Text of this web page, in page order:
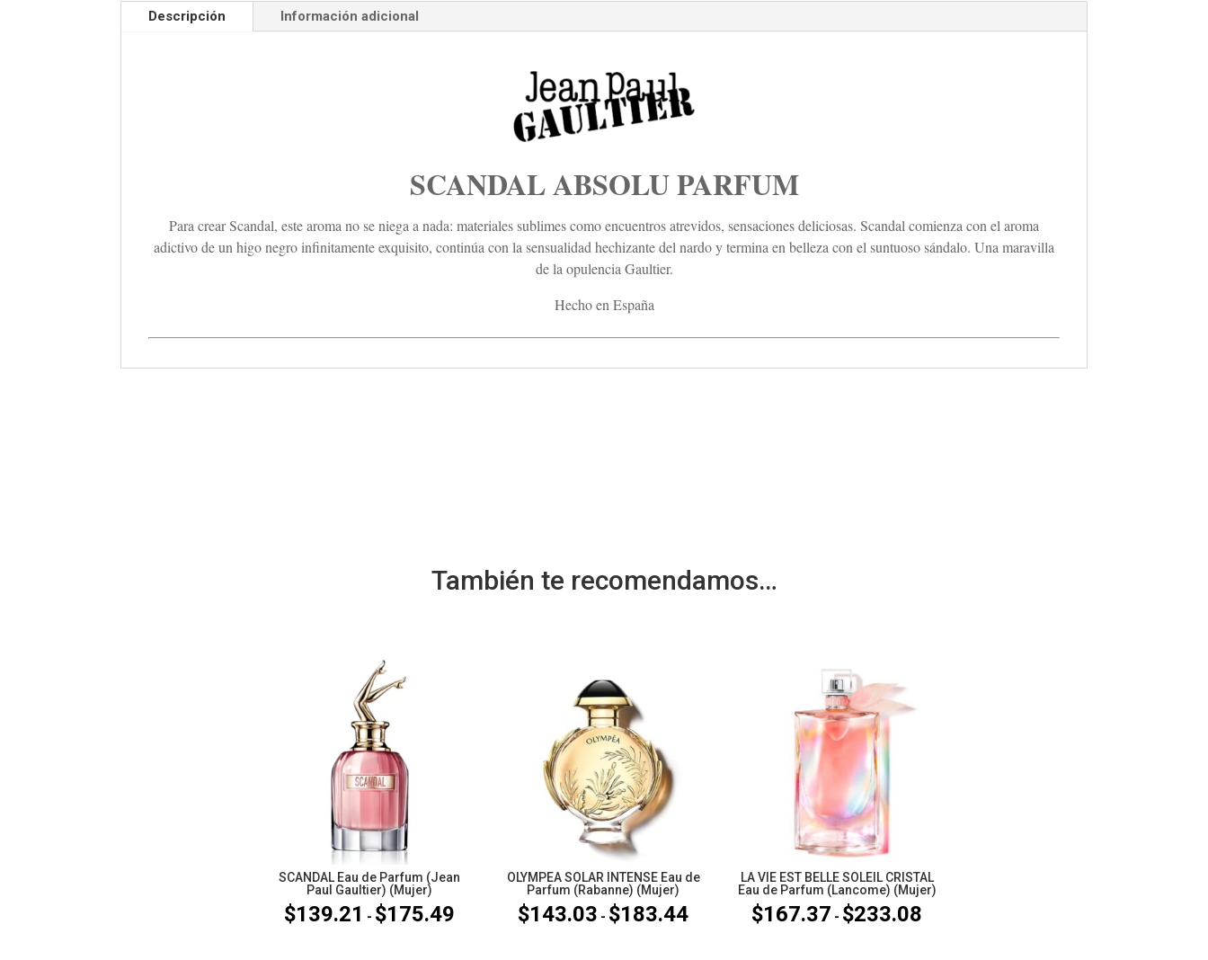
Descripción Información adicional
SCANDAL ABSOLU PARFUM
Para crear Scandal, este aroma no se niega a nada: materiales sublimes como encuentros atrevidos, sensaciones deliciosas. Scandal comienza con el aroma
adictivo de un higo negro infinitamente exquisito, continúa con la sensualidad hechizante del nardo y termina en belleza con el suntuoso sándalo. Una maravilla
de la opulencia Gaultier.
Hecho en España
También te recomendamos…
SCANDAL Eau de Parfum (Jean
Paul Gaultier) (Mujer)
$139.21 - $175.49
OLYMPEA SOLAR INTENSE Eau de
Parfum (Rabanne) (Mujer)
$143.03 - $183.44Rango
LA VIE EST BELLE SOLEIL CRISTAL
Eau de Parfum (Lancome) (Mujer)
$167.37 - $233.08